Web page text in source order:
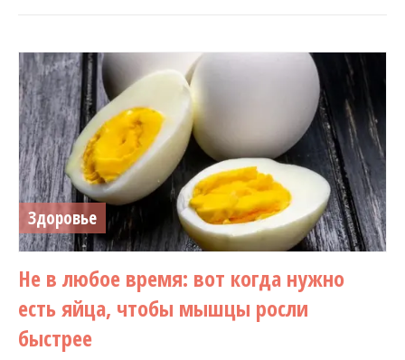
Здоровье
Не в любое время: вот когда нужно
есть яйца, чтобы мышцы росли
быстрее